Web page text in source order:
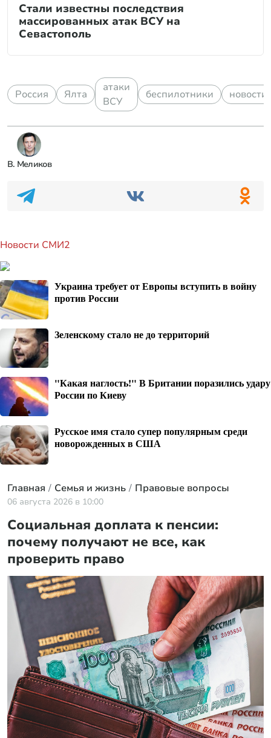
Стали известны последствия
массированных атак ВСУ на
Севастополь
Россия Ялта
атаки
ВСУ
беспилотники новости
В. Меликов
Новости СМИ2
Украина требует от Европы вступить в войну
против России
Зеленскому стало не до территорий
"Какая наглость!" В Британии поразились удару
России по Киеву
Русское имя стало супер популярным среди
новорожденных в США
Главная Семья и жизнь Правовые вопросы
06 августа 2026 в 10:00
Социальная доплата к пенсии:
почему получают не все, как
проверить право